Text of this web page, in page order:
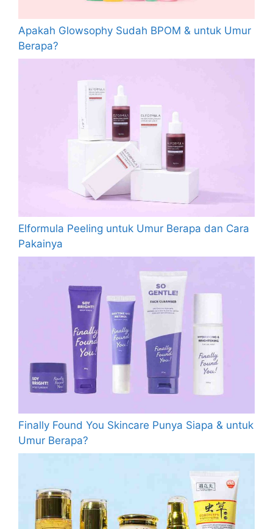
Apakah Glowsophy Sudah BPOM & untuk Umur
Berapa?
Elformula Peeling untuk Umur Berapa dan Cara
Pakainya
Finally Found You Skincare Punya Siapa & untuk
Umur Berapa?